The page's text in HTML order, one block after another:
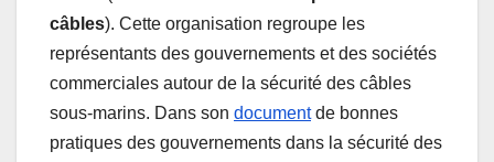
câbles). Cette organisation regroupe les
représentants des gouvernements et des sociétés
commerciales autour de la sécurité des câbles
sous-marins. Dans son documentde bonnes
pratiques des gouvernements dans la sécurité des